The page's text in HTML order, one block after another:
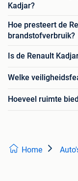
Kadjar?
Hoe presteert de
brandstofverbruik?
Is de Renault
Welke
Hoeveel ruimte
Home